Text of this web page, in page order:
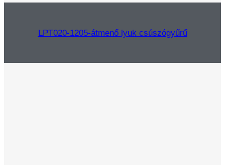
LPT020-1205-átmenő lyuk csúszógyűrű